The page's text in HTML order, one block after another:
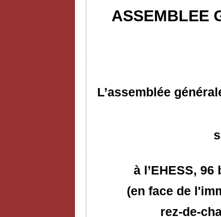
ASSEMBLEE
L’assemblée
à l’EHESS, 96
(en face de
rez-de-